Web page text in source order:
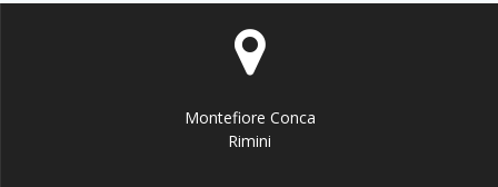
Montefiore Conca
Rimini